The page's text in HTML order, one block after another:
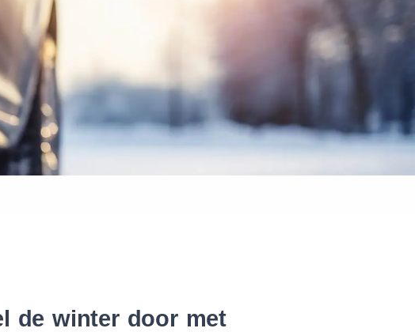
van mijn banden
de winter door met